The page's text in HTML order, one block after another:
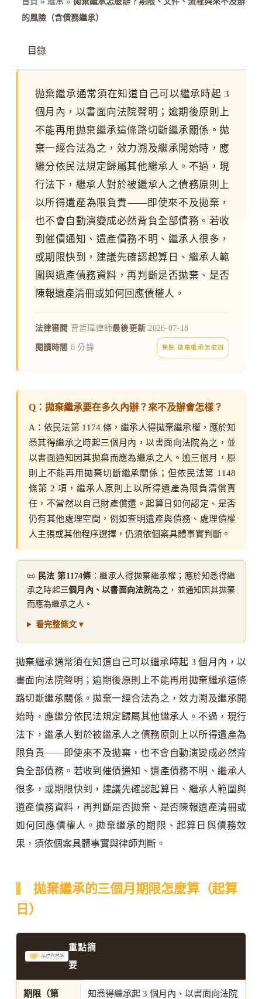
的風險（含債務繼承）
目錄
拋棄繼承通常須在知道自己可以繼承時起 3
個月內，以書面向法院聲明；逾期後原則上
不能再用拋棄繼承這條路切斷繼承關係。拋
棄一經合法為之，效力溯及繼承開始時，應
繼分依民法規定歸屬其他繼承人。不過，現
行法下，繼承人對於被繼承人之債務原則上
以所得遺產為限負責——即使來不及拋棄，
也不會自動演變成必然背負全部債務。若收
到催債通知、遺產債務不明、繼承人很多，
或期限快到，建議先確認起算日、繼承人範
圍與遺產債務資料，再判斷是否拋棄、是否
陳報遺產清冊或如何回應債權人。
法律審閱 曹哲瑋律師最後更新 2026-07-18
閱讀時間 8 分鐘 焦點 拋棄繼承怎麼辦
Q：拋棄繼承要在多久內辦？來不及辦會怎樣？
A：依民法第 1174 條，繼承人得拋棄繼承權，應於知
悉其得繼承之時起三個月內，以書面向法院為之，並
以書面通知因其拋棄而應為繼承之人。逾三個月，原
則上不能再用拋棄切斷繼承關係；但依民法第 1148
條第 2 項，繼承人原則上以所得遺產為限負清償責
任，不當然以自己財產償還。起算日如何認定、是否
仍有其他處理空間，例如查明遺產與債務、處理債權
人主張或其他程序選擇，仍須依個案具體事實判斷。
📜 民法 第1174條 ：繼承人得拋棄繼承權；應於知悉得繼
承之時起三個月內、以書面向法院為之，並通知因其拋棄
而應為繼承之人。
看完整條文 ▾
拋棄繼承通常須在知道自己可以繼承時起 3 個月內，以
書面向法院聲明；逾期後原則上不能再用拋棄繼承這條
路切斷繼承關係。拋棄一經合法為之，效力溯及繼承開
始時，應繼分依民法規定歸屬其他繼承人。不過，現行
法下，繼承人對於被繼承人之債務原則上以所得遺產為
限負責——即使來不及拋棄，也不會自動演變成必然背
負全部債務。若收到催債通知、遺產債務不明、繼承人
很多，或期限快到，建議先確認起算日、繼承人範圍與
遺產債務資料，再判斷是否拋棄、是否陳報遺產清冊或
如何回應債權人。拋棄繼承的期限、起算日與債務效
果，須依個案具體事實與律師判斷。
拋棄繼承的三個月期限怎麼算（起算
日）
重點摘
要
期限（第
知悉得繼承起 3 個月內、以書面向法院